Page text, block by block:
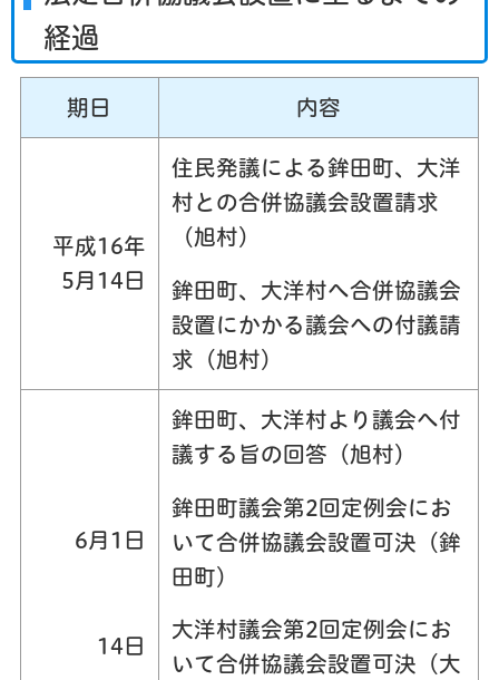
経過
期日 内容
平成16年
5月14日
住民発議による鉾田町、大洋
村との合併協議会設置請求
（旭村）
鉾田町、大洋村へ合併協議会
設置にかかる議会への付議請
求（旭村）
6月1日
14日
鉾田町、大洋村より議会へ付
議する旨の回答（旭村）
鉾田町議会第2回定例会にお
いて合併協議会設置可決（鉾
田町）
大洋村議会第2回定例会にお
いて合併協議会設置可決（大